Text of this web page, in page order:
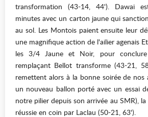
transformation (43-14, 44'). Dawai
minutes avec un carton jaune qui
au sol. Les Montois paient ensuite leur
une magnifique action de l'ailier agenais
les 3/4 Jaune et Noir, pour
remplaçant Bellot transforme (43-21,
remettent alors à la bonne soirée de
un nouveau ballon porté avec un essai
notre pilier depuis son arrivée au SMR),
réussie en coin par Laclau (50-21, 63').